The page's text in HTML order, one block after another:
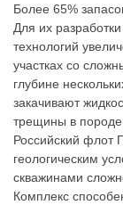
Более 65%
Для их
технологий
участках со
глубине
закачивают
трещины в породе
Российский флот
геологическим
скважинами
Комплекс